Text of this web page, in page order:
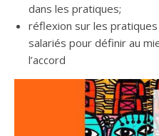
dans les pratiques;
réflexion sur les
salariés pour définir au
l’accord